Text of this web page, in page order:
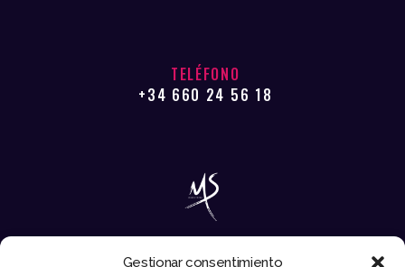
Gestionar consentimiento
TELÉFONO
+34 660 24 56 18